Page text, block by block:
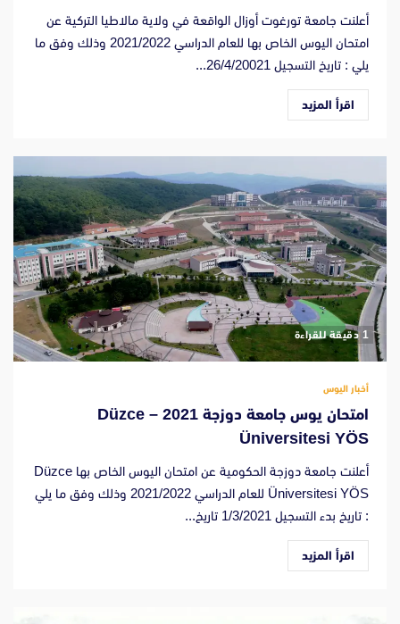
أعلنت جامعة تورغوت أوزال الواقعة في ولاية مالاطيا التركية عن
امتحان اليوس الخاص بها للعام الدراسي 2021/2022 وذلك وفق ما
يلي : تاريخ التسجيل 26/4/20021...
اقرأ المزيد
‫1 دقيقة للقراءة
أخبار اليوس
امتحان يوس جامعة دوزجة 2021 – Düzce
Üniversitesi YÖS
أعلنت جامعة دوزجة الحكومية عن امتحان اليوس الخاص بها Düzce
Üniversitesi YÖS للعام الدراسي 2021/2022 وذلك وفق ما يلي
: تاريخ بدء التسجيل 1/3/2021 تاريخ...
اقرأ المزيد